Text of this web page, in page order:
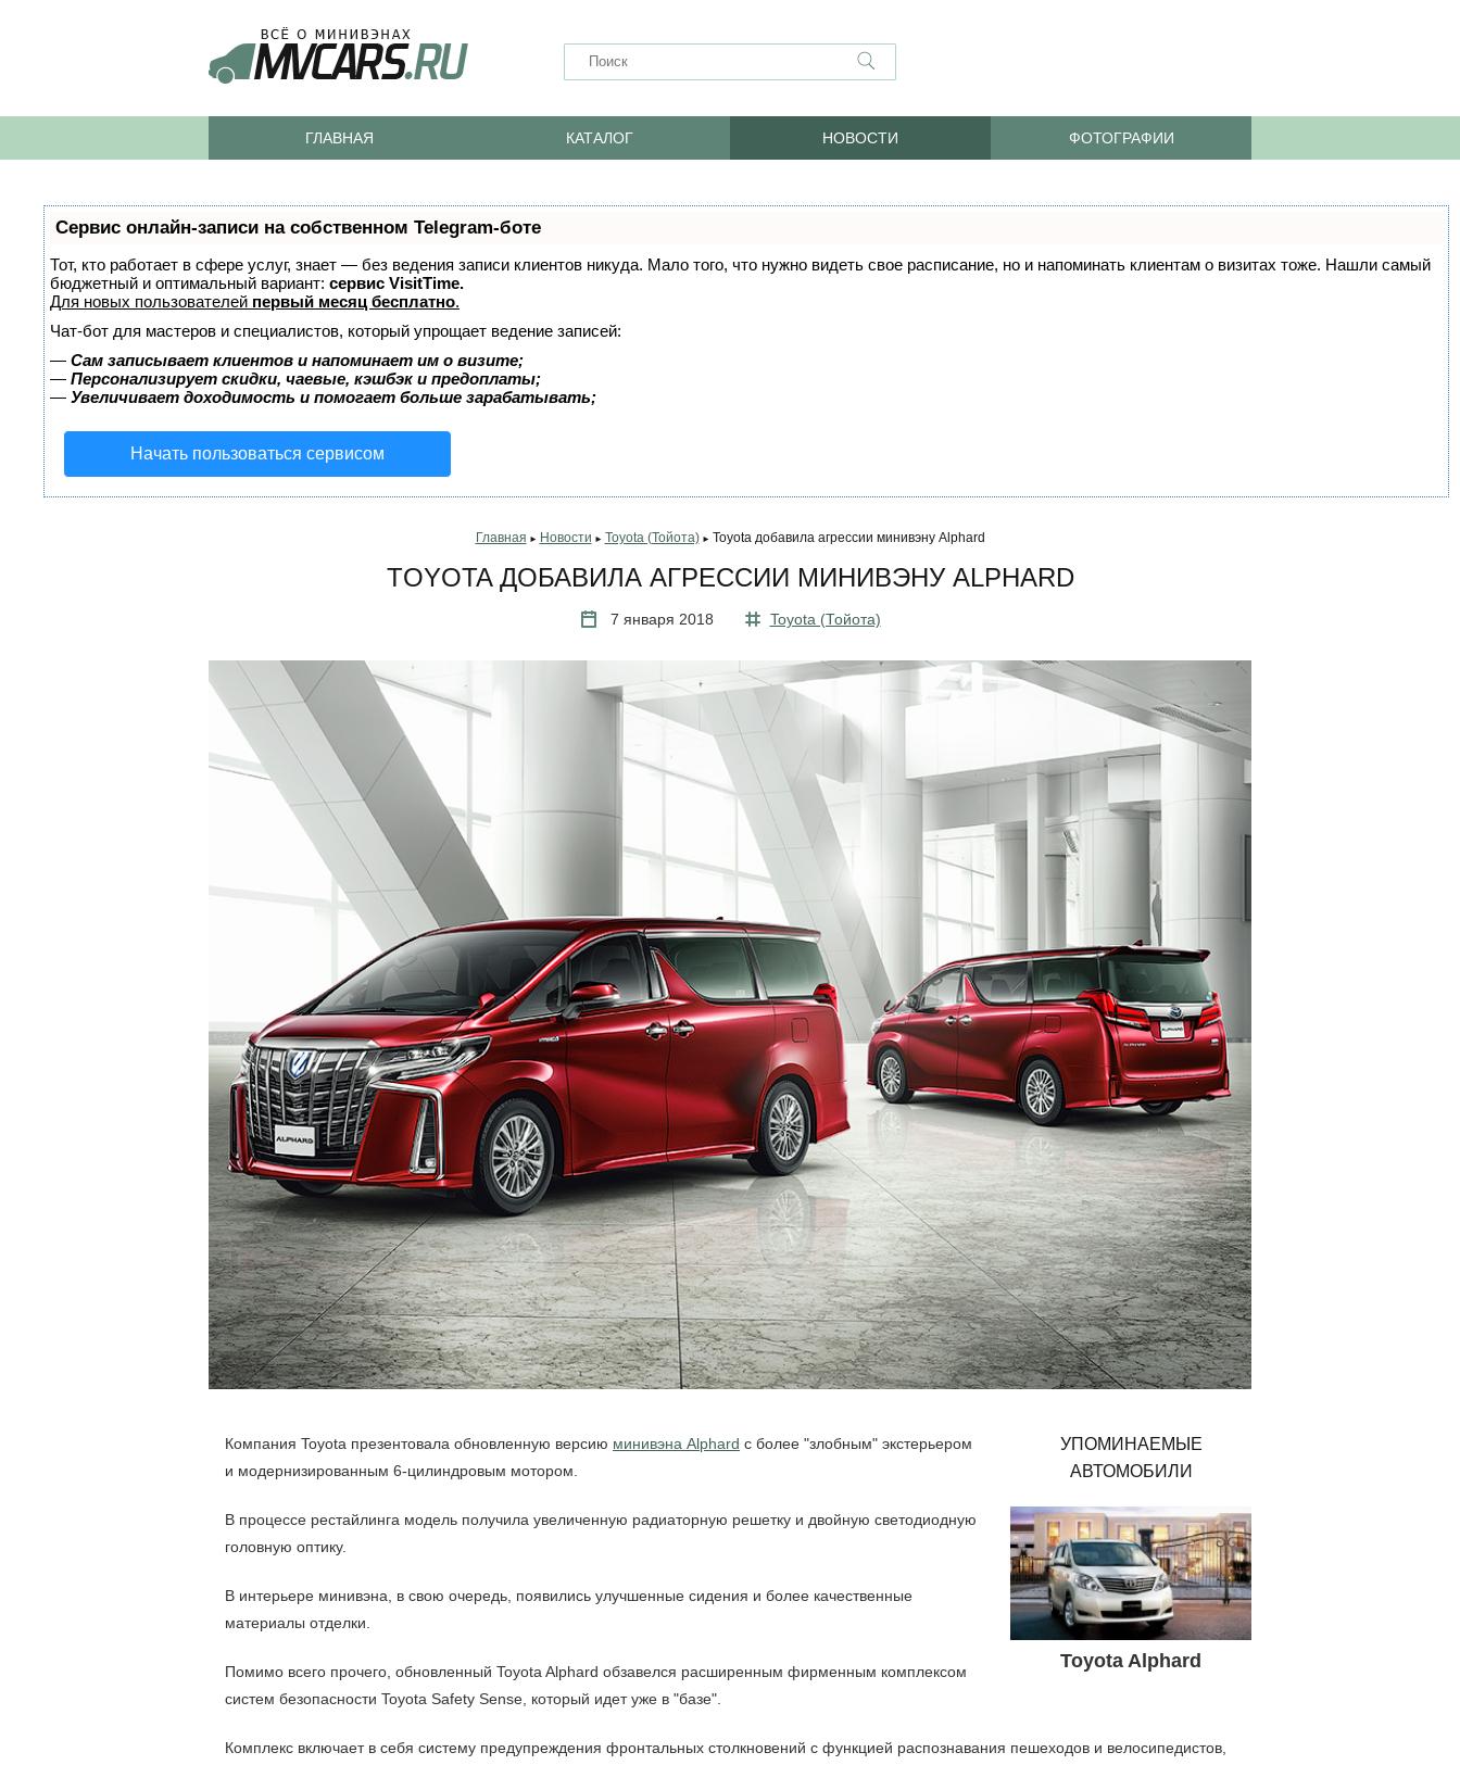
ГЛАВНАЯ КАТАЛОГ НОВОСТИ ФОТОГРАФИИ
Сервис онлайн-записи на собственном Telegram-боте
Тот, кто работает в сфере услуг, знает — без ведения записи клиентов никуда. Мало того, что нужно видеть свое расписание, но и напоминать клиентам о визитах тоже. Нашли самый
бюджетный и оптимальный вариант: сервис VisitTime.
Для новых пользователей первый месяц бесплатно.
Чат-бот для мастеров и специалистов, который упрощает ведение записей:
— Сам записывает клиентов и напоминает им о визите;
— Персонализирует скидки, чаевые, кэшбэк и предоплаты;
— Увеличивает доходимость и помогает больше зарабатывать;
Начать пользоваться сервисом
Главная ► Новости ► Toyota (Тойота)► Toyota добавила агрессии минивэну Alphard
TOYOTA ДОБАВИЛА АГРЕССИИ МИНИВЭНУ ALPHARD
7 января 2018 Toyota (Тойота)
УПОМИНАЕМЫЕ
АВТОМОБИЛИ
Toyota Alphard
Компания Toyota презентовала обновленную версию минивэна Alphard с более "злобным" экстерьером
и модернизированным 6-цилиндровым мотором.
В процессе рестайлинга модель получила увеличенную радиаторную решетку и двойную светодиодную
головную оптику.
В интерьере минивэна, в свою очередь, появились улучшенные сидения и более качественные
материалы отделки.
Помимо всего прочего, обновленный Toyota Alphard обзавелся расширенным фирменным комплексом
систем безопасности Toyota Safety Sense, который идет уже в "базе".
Комплекс включает в себя систему предупреждения фронтальных столкновений с функцией распознавания пешеходов и велосипедистов,